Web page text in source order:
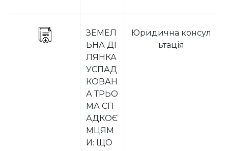
ЗЕМЕЛ
ЬНА ДІ
ЛЯНКА
УСПАД
КОВАН
А ТРЬО
МА СП
АДКОЄ
МЦЯМ
И: ЩО
Юридична консул
ьтація